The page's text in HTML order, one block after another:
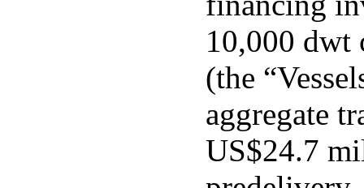
10,000 dwt
(the
aggregate
US$24.7